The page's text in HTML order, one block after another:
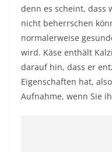
denn es scheint, dass
nicht beherrschen
normalerweise
wird. Käse enthält
darauf hin, dass er
Eigenschaften hat,
Aufnahme, wenn Sie